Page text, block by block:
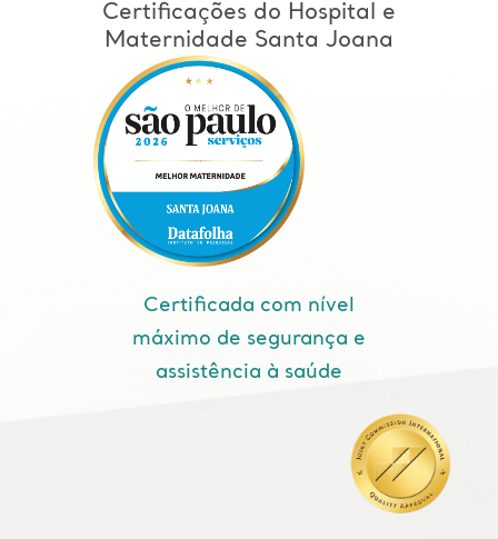
Certificações do Hospital e
Maternidade Santa Joana
Certificada com nível
máximo de segurança e
assistência à saúde